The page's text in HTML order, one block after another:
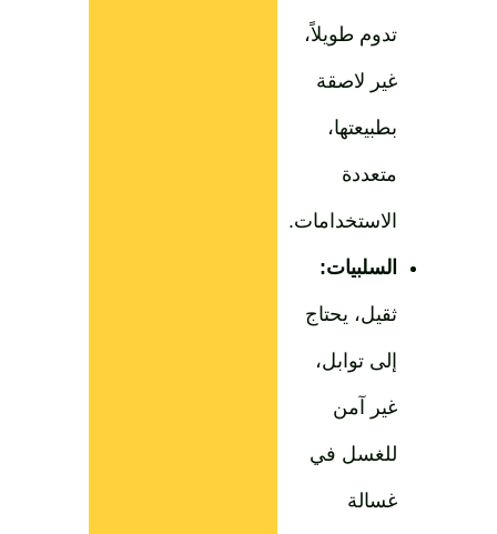
تدوم طويلاً،
غير لاصقة
بطبيعتها،
متعددة
الاستخدامات.
السلبيات:
ثقيل، يحتاج
إلى توابل،
غير آمن
للغسل في
غسالة